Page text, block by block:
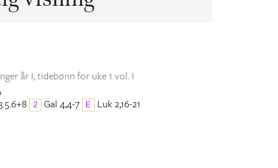
år I, tidebønn for uke 1 vol. I
2 Gal 4,4-7 E
Luk 2,16-21